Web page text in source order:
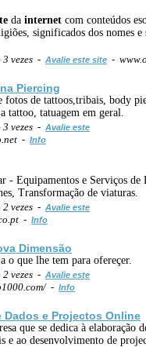
da internet com conteúdos
significados dos nomes e
vezes - Avalie este site -
Piercing
fotos de tattoos,tribais, body
tattoo, tatuagem em geral.
vezes - Avalie este
- Info
- Equipamentos e Serviços de
Transformação de viaturas.
vezes - Avalie este
- Info
Dimensão
o que lhe tem para ofereçer.
vezes - Avalie este
- Info
Dados e Projectos Online
que se dedica à elaboração
e ao desenvolvimento de